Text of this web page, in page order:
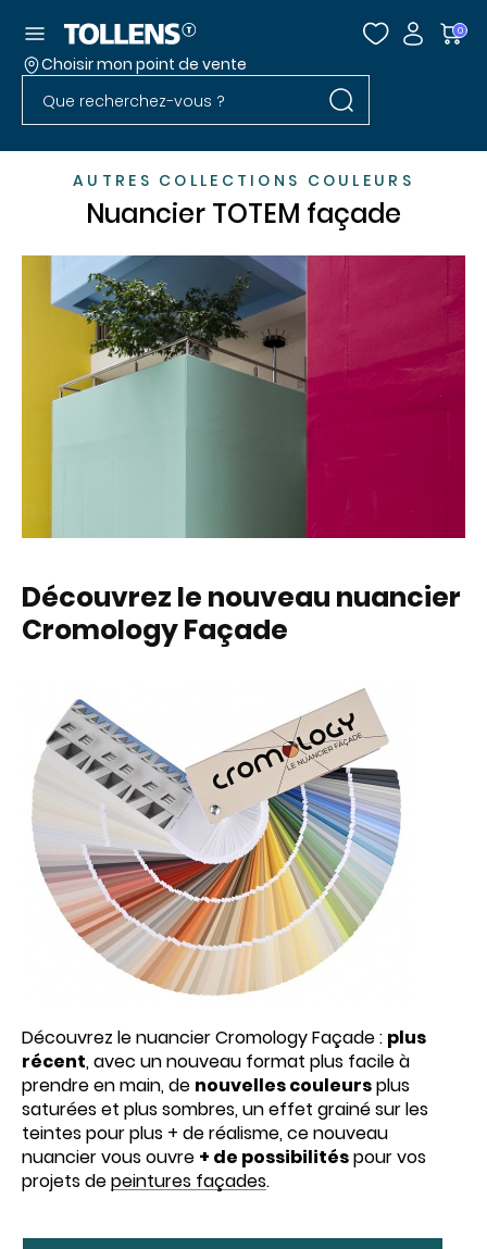
0
Passer la liste des magasins et aller au pied
Choisir mon point de vente
Rechercher dans le site Rechercher
Accéder au menu
AUTRES COLLECTIONS COULEURS
Nuancier TOTEM façade
Découvrez le nouveau nuancier
Cromology Façade
Découvrez le nuancier Cromology Façade : plus
récent, avec un nouveau format plus facile à
prendre en main, de nouvelles couleursplus
saturées et plus sombres, un effet grainé sur les
teintes pour plus + de réalisme, ce nouveau
nuancier vous ouvre + de possibilitéspour vos
projets depeintures façades.